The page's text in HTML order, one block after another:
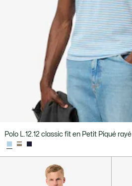
Polo L.12.12 classic fit en Petit Piqué rayé